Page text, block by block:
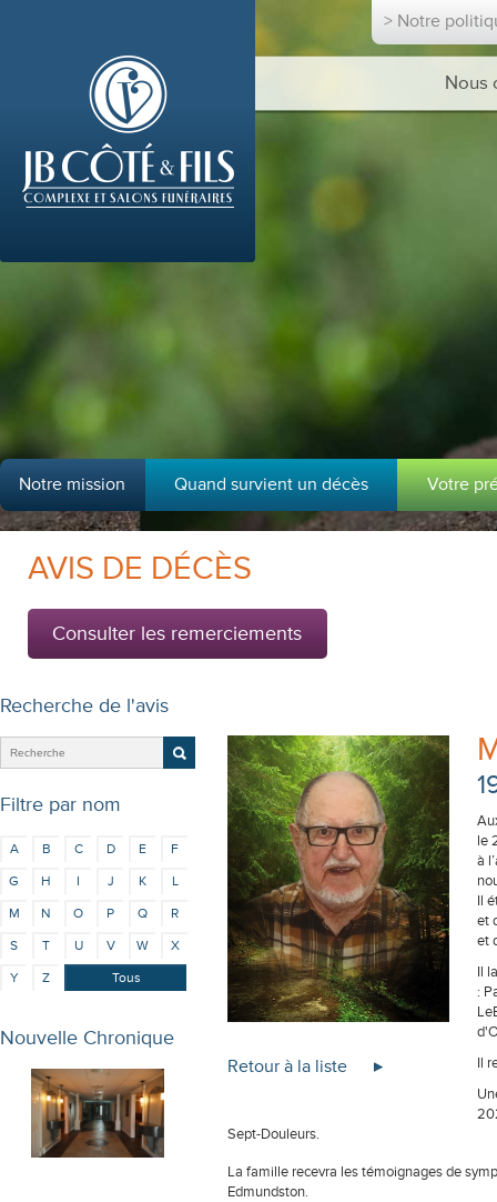
> Notre
Nous
Notre mission Quand survient un décès Votre
AVIS DE DÉCÈS
Consulter les remerciements
Recherche de l'avis
Filtre par nom
A B C D E
F
G
H I J K
L
M
N O P Q
R
S
T U V W
X
Y
Z Tous
Retour à la liste
le
à
Il
et
et
Il
:
Il
Sept-Douleurs.
La famille recevra les témoignages de
Edmundston.
Nouvelle Chronique